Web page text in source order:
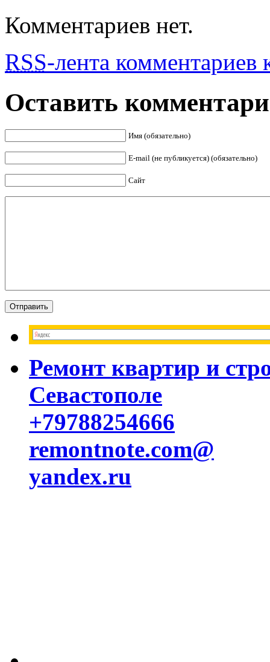
Комментариев нет.
RSS-лента комментариев
Оставить
Имя (обязательно)
E-mail (не публикуется) (обязательно)
Сайт
Ремонт квартир и
Севастополе
+79788254666
remontnote.com@
yandex.ru